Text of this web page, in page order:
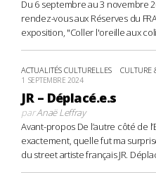
Du 6 septembre au 3 novembre
rendez-vous aux Réserves du
exposition, "Coller l'oreille aux
ACTUALITÉS CULTURELLES CULTURE
1 SEPTEMBRE 2024
JR – Déplacé.e.s
parAnaë Leffray
Avant-propos De l’autre côté de
exactement, quelle fut ma
du street artiste français JR.